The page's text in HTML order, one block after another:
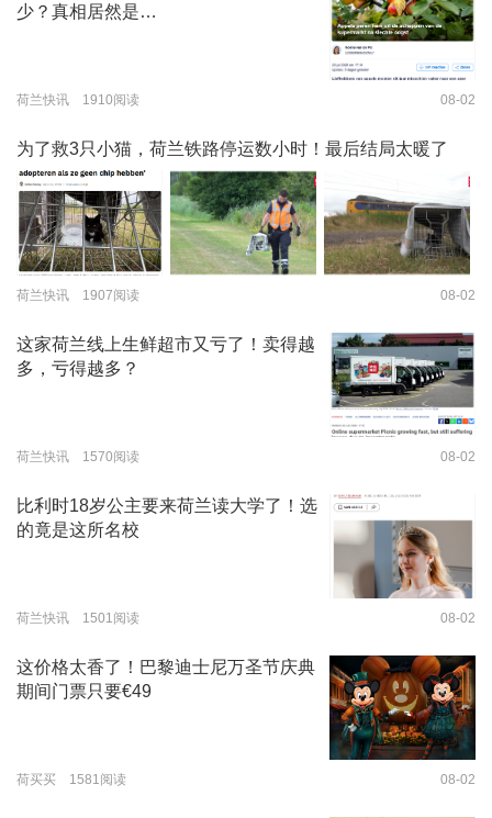
少？真相居然是…
荷兰快讯 1910阅读 08-02
为了救3只小猫，荷兰铁路停运数小时！最后结局太暖了
荷兰快讯 1907阅读 08-02
这家荷兰线上生鲜超市又亏了！卖得越
多，亏得越多？
荷兰快讯 1570阅读 08-02
比利时18岁公主要来荷兰读大学了！选
的竟是这所名校
荷兰快讯 1501阅读 08-02
这价格太香了！巴黎迪士尼万圣节庆典
期间门票只要€49
荷买买 1581阅读 08-02